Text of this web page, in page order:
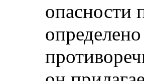
опасности